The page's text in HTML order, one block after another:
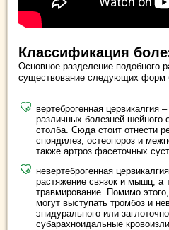
Классификация
Основное разделение подобного
существование следующих форм
вертеброгенная цервикалгия
различных болезней шейного
столба. Сюда стоит отнести
спондилез, остеопороз и
также артроз фасеточных
невертеброгенная
растяжение связок и мышц, а
травмирование. Помимо
могут выступать тромбоз и
эпидурального или
субарахноидальные